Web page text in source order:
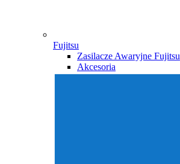
Fujitsu
Zasilacze Awaryjne Fujitsu
Akcesoria